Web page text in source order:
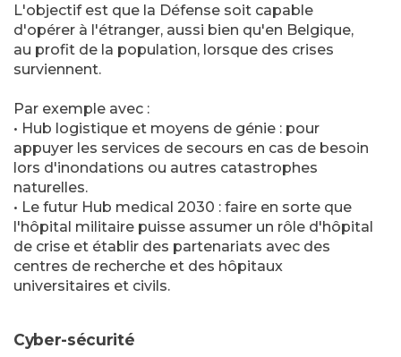
L'objectif est que la Défense soit capable
d'opérer à l'étranger, aussi bien qu'en Belgique,
au profit de la population, lorsque des crises
surviennent.
Par exemple avec :
• Hub logistique et moyens de génie : pour
appuyer les services de secours en cas de besoin
lors d'inondations ou autres catastrophes
naturelles.
• Le futur Hub medical 2030 : faire en sorte que
l'hôpital militaire puisse assumer un rôle d'hôpital
de crise et établir des partenariats avec des
centres de recherche et des hôpitaux
universitaires et civils.
Cyber-sécurité